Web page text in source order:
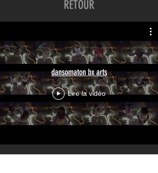
RETOUR
dansomaton bx arts
Lire la vidéo